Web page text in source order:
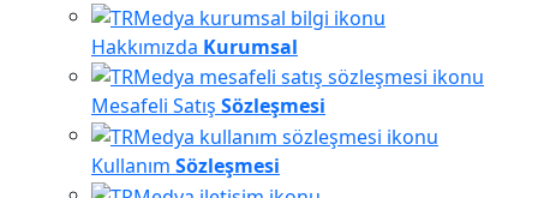
Hakkımızda Kurumsal
Mesafeli Satış Sözleşmesi
Kullanım Sözleşmesi